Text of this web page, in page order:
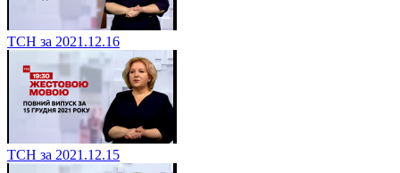
ТСН за 2021.12.16
ТСН за 2021.12.15